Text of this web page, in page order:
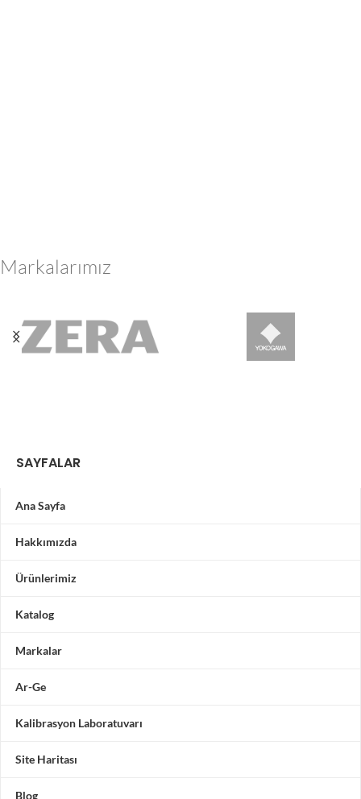
Markalarımız
SAYFALAR
Ana Sayfa
Hakkımızda
Ürünlerimiz
Katalog
Markalar
Ar-Ge
Kalibrasyon Laboratuvarı
Site Haritası
Blog